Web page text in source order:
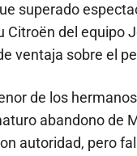
superado
Citroën del equipo
ventaja sobre el
de los
abandono de
autoridad, pero